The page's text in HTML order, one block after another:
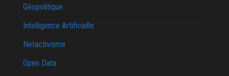
Géopolitique
Intelligence Artificielle
Netactivisme
Open Data